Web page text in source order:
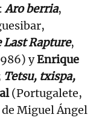
Aro berria,
Rapture,
yEnrique
Tetsu, txispa,
(Portugalete,
de Miguel Ángel